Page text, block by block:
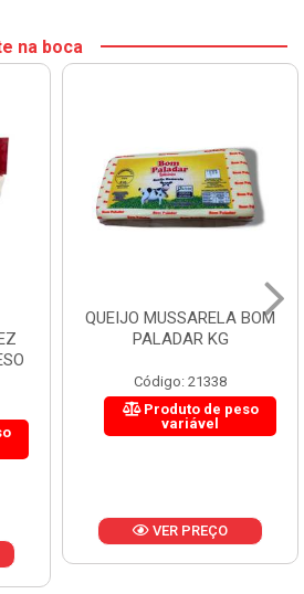
na boca
QUEIJO MUSSARELA BOM
PALADAR KG
Código: 21338
Produto de peso
variável
VER PREÇO